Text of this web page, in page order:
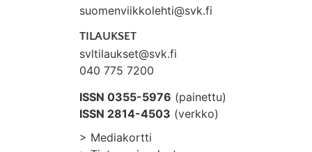
suomenviikkolehti@svk.fi
TILAUKSET
svltilaukset@svk.fi
040 775 7200
ISSN 0355-5976 (painettu)
ISSN 2814-4503 (verkko)
> Mediakortti